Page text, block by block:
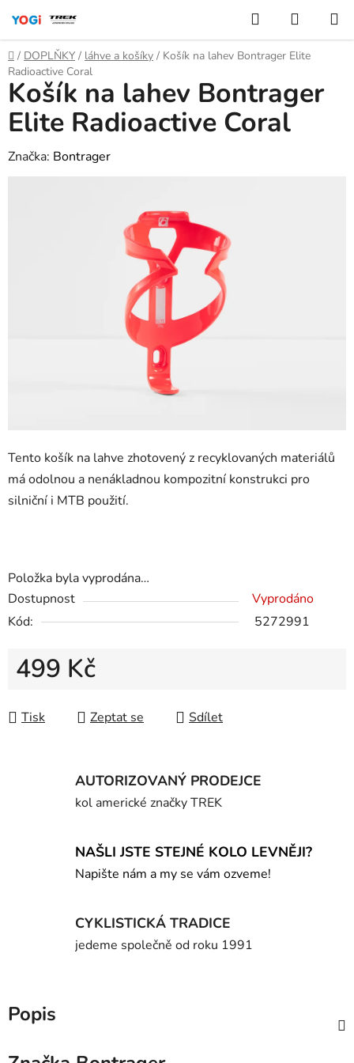
obsah
Hledat
KOŠÍK
Domů
/ DOPLŇKY / láhve a košíky / Košík na lahev Bontrager Elite
Radioactive Coral
Tento košík na lahve zhotovený z recyklovaných materiálů
má odolnou a nenákladnou kompozitní konstrukci pro
silniční i MTB použití.
Položka byla vyprodána…
Dostupnost
Vyprodáno
Kód:
5272991
499 Kč
Tisk
Zeptat se Sdílet
Košík na lahev Bontrager
Elite Radioactive Coral
Značka: Bontrager
AUTORIZOVANÝ PRODEJCE
kol americké značky TREK
NAŠLI JSTE STEJNÉ KOLO LEVNĚJI?
Napište nám a my se vám ozveme!
CYKLISTICKÁ TRADICE
jedeme společně od roku 1991
Popis